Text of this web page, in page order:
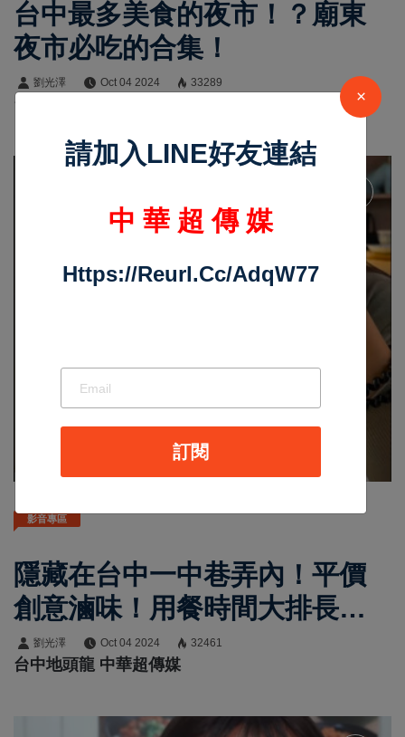
台中最多美食的夜市！？廟東
夜市必吃的合集！
劉光澤 Oct 04 2024 33289
台中地頭龍 中華超傳媒
影音專區
隱藏在台中一中巷弄內！平價
創意滷味！用餐時間大排長
龍！？
劉光澤 Oct 04 2024 32461
台中地頭龍 中華超傳媒
×
請加入LINE好友連結
中 華 超 傳 媒
Https://reurl.cc/adqW77
訂閱